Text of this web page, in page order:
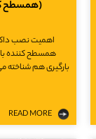
(همسطح
اهمیت نصب داک
همسطح کننده
بارگیری هم شناخته
READ MORE